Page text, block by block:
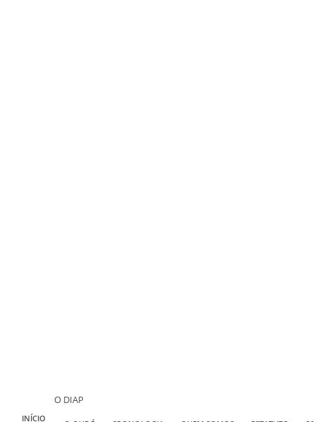
INÍCIO
O DIAP